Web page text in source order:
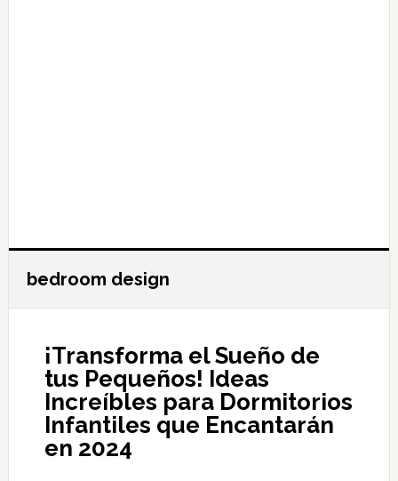
bedroom design
¡Transforma el Sueño de
tus Pequeños! Ideas
Increíbles para Dormitorios
Infantiles que Encantarán
en 2024